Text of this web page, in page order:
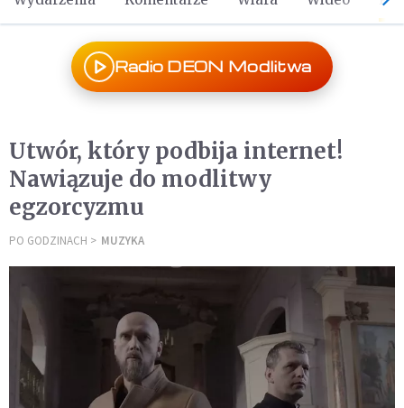
Radio DEON Modlitwa
Utwór, który podbija internet!
Nawiązuje do modlitwy
egzorcyzmu
PO GODZINACH MUZYKA